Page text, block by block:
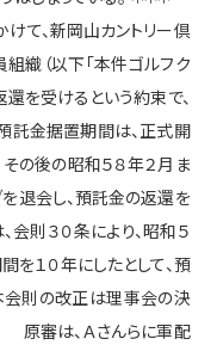
（６）
！
！
けて、新岡山カントリー倶
織（以下「本件ゴルフク
還を受けるという約束で、
託金据置期間は、正式開
の後の昭和５８年２月ま
退会し、預託金の返還を
則３０条により、昭和５
を１０年にしたとして、預
会則の改正は理事会の決
原審は、Ａさんらに軍配